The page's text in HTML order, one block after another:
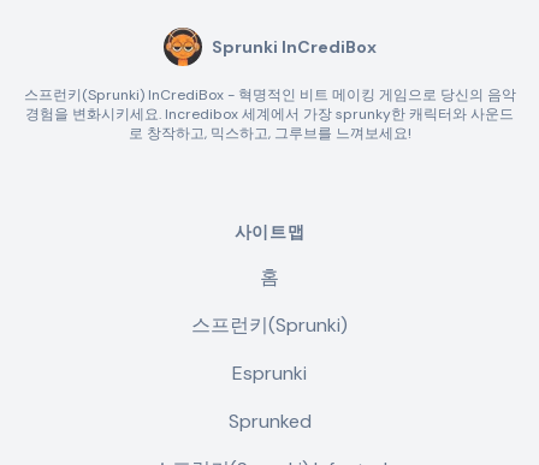
Sprunki InCrediBox
스프런키(Sprunki) InCrediBox - 혁명적인 비트 메이킹 게임으로 당신의 음악
경험을 변화시키세요. Incredibox 세계에서 가장 sprunky한 캐릭터와 사운드
로 창작하고, 믹스하고, 그루브를 느껴보세요!
사이트맵
홈
스프런키(Sprunki)
Esprunki
Sprunked